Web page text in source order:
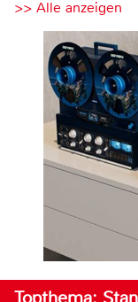
>> Alle anzeigen